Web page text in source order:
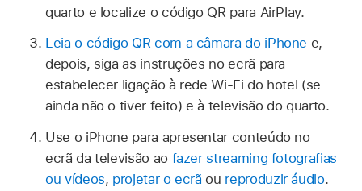
quarto e localize o código QR para AirPlay.
Leia o código QR com a câmara do iPhone e,
depois, siga as instruções no ecrã para
estabelecer ligação à rede Wi-Fi do hotel (se
ainda não o tiver feito) e à televisão do quarto.
Use o iPhone para apresentar conteúdo no
ecrã da televisão ao fazer streaming fotografias
ou vídeos, projetar o ecrã ou reproduzir áudio.